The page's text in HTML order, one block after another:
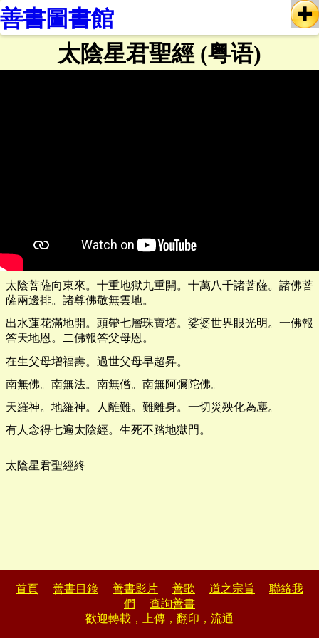
善書圖書館
太陰星君聖經 (粤语)
太陰菩薩向東來。十重地獄九重開。十萬八千諸菩薩。諸佛菩
薩兩邊排。諸尊佛敬無雲地。
出水蓮花滿地開。頭帶七層珠寶塔。娑婆世界眼光明。一佛報
答天地恩。二佛報答父母恩。
在生父母增福壽。過世父母早超昇。
南無佛。南無法。南無僧。南無阿彌陀佛。
天羅神。地羅神。人離難。難離身。一切災殃化為塵。
有人念得七遍太陰經。生死不踏地獄門。
太陰星君聖經終
首頁 善書目錄 善書影片 善歌 道之宗旨
聯絡我
們
查詢善書
歡迎轉載，上傳，翻印，流通